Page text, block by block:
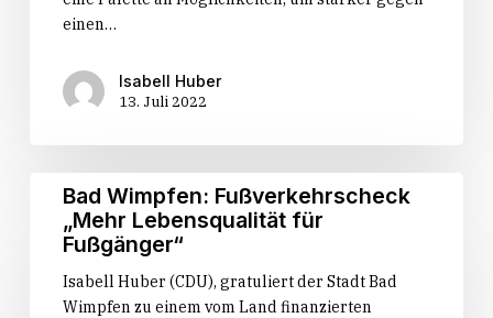
einen…
Isabell Huber
13. Juli 2022
Wimpfen:
Fußverkehrscheck
Lebensqualität
Bad Wimpfen: Fußverkehrscheck
„Mehr Lebensqualität für
Fußgänger“
Isabell Huber (CDU), gratuliert der Stadt Bad
Wimpfen zu einem vom Land finanzierten